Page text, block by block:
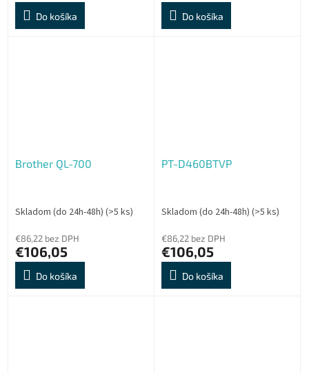
Do košíka Do košíka
Brother QL-700
Skladom (do 24h-48h) (>5 ks)
€86,22 bez DPH
€106,05
Do košíka
PT-D460BTVP
Skladom (do 24h-48h) (>5 ks)
€86,22 bez DPH
€106,05
Do košíka